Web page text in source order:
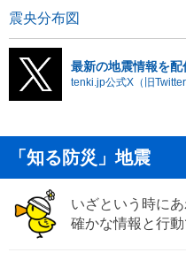
震央分布図
最新の地震情報を配
tenki.jp公式X（旧
「知る防災」地震
いざという時に
確かな情報と行